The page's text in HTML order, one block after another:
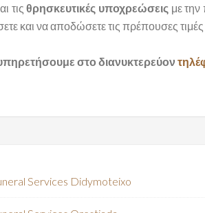
τιςθρησκευτικές υποχρεώσεις με
και να αποδώσετε τις πρέπουσες
στο διανυκτερεύον
Services Didymoteixo